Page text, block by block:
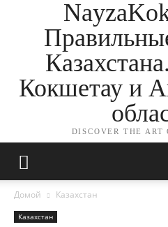
Кокшетау и
DISCOVER THE ART
Домой Казахстан
Казахстан